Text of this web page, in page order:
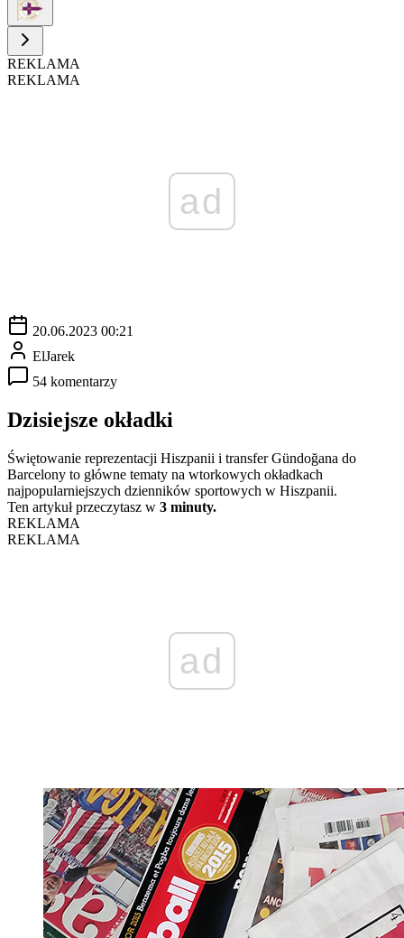
REKLAMA
REKLAMA
ad
20.06.2023 00:21
ElJarek
54 komentarzy
Dzisiejsze okładki
Świętowanie reprezentacji Hiszpanii i transfer Gündoğana do
Barcelony to główne tematy na wtorkowych okładkach
najpopularniejszych dzienników sportowych w Hiszpanii.
Ten artykuł przeczytasz w 3 minuty.
REKLAMA
REKLAMA
ad